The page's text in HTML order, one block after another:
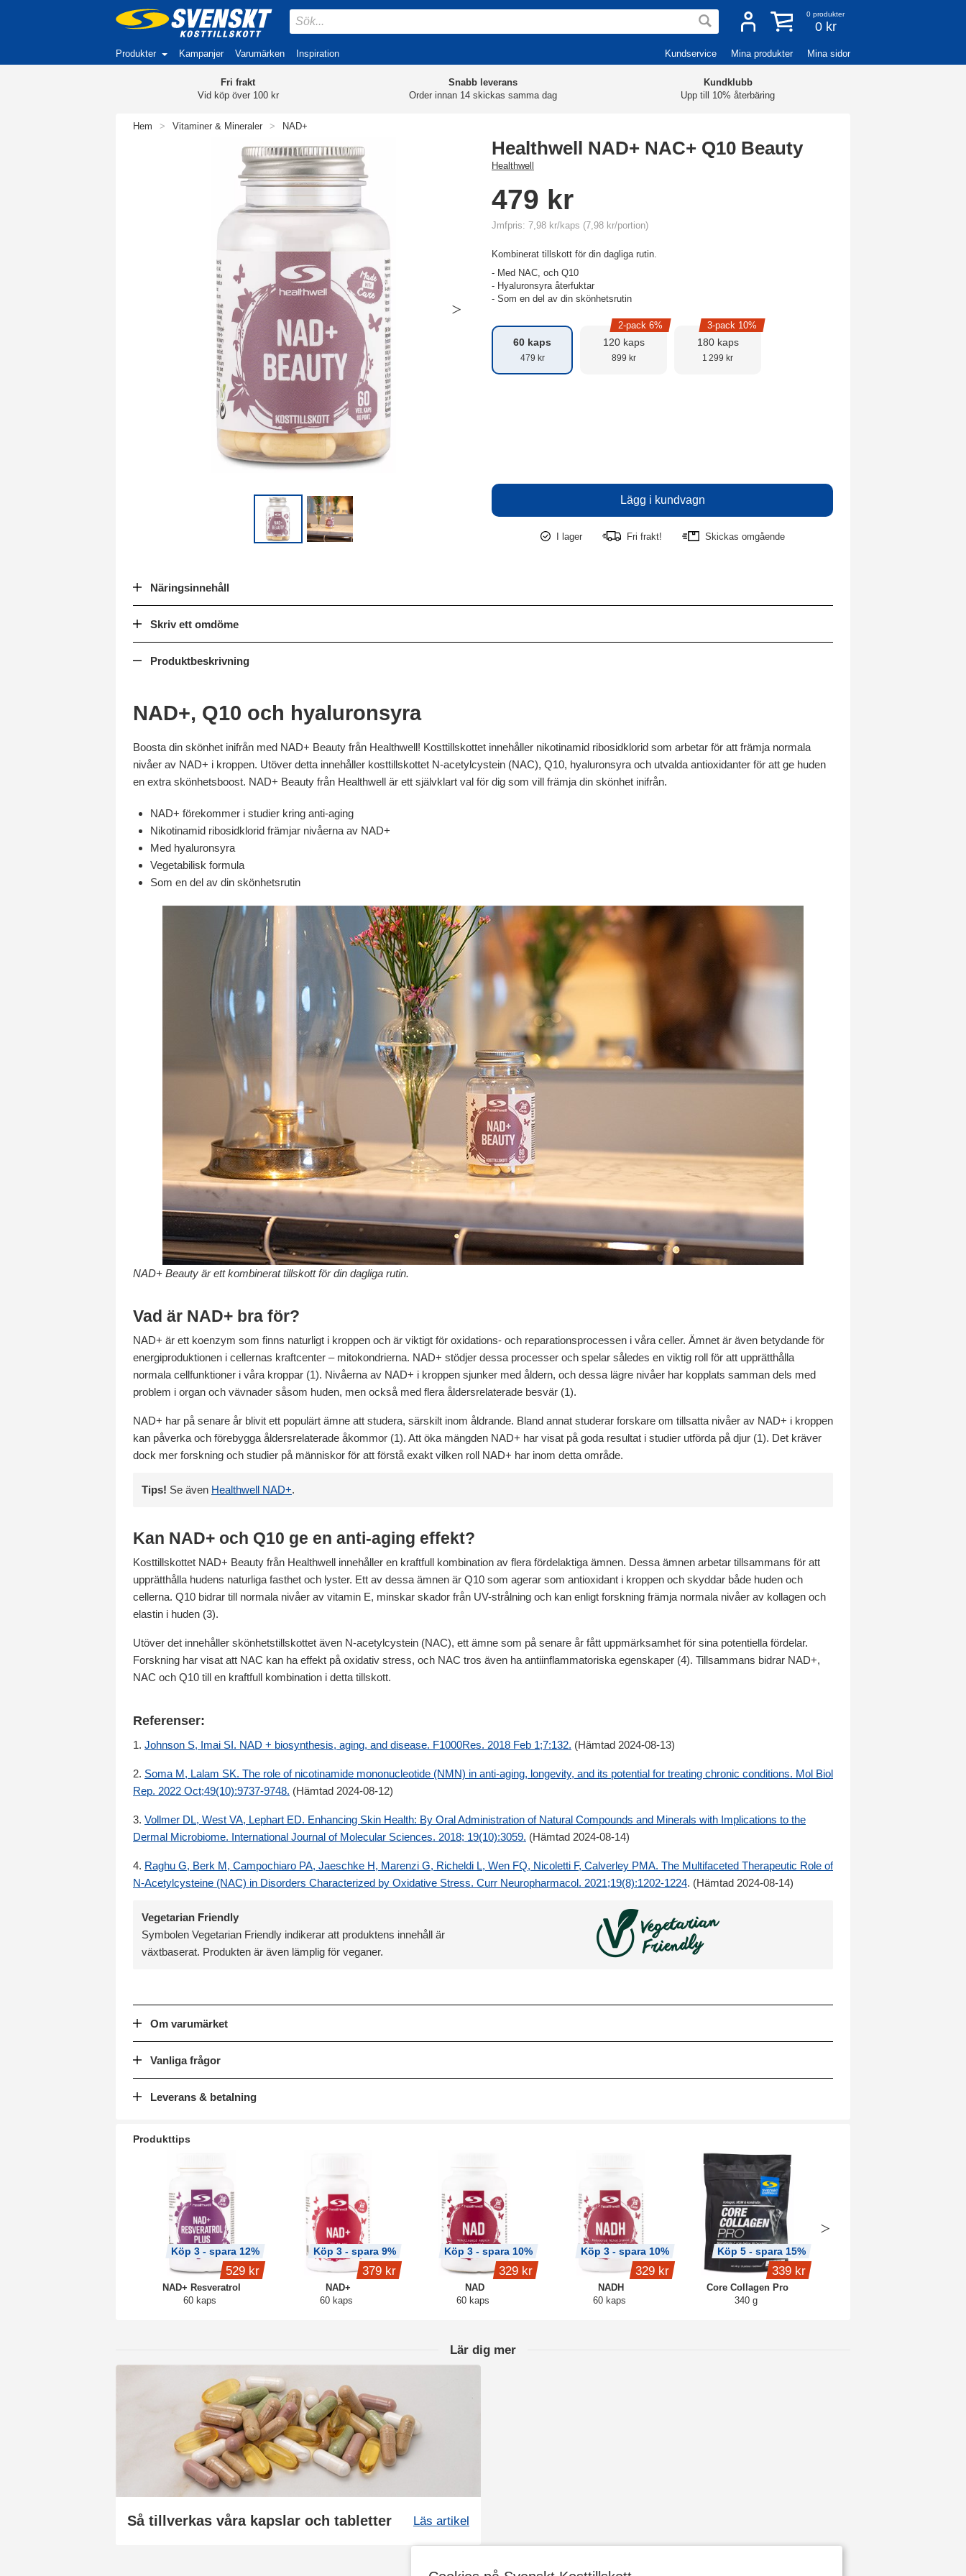
0 produkter
0 kr
Produkter Kampanjer Varumärken Inspiration Kundservice Mina produkter Mina sidor
Fri frakt
Vid köp över 100 kr
Snabb leverans
Order innan 14 skickas samma dag
Kundklubb
Upp till 10% återbäring
Hem > Vitaminer & Mineraler > NAD+
Healthwell NAD+ NAC+ Q10 Beauty
Healthwell
479 kr
Jmfpris: 7,98 kr/kaps (7,98 kr/portion)
Kombinerat tillskott för din dagliga rutin.
- Med NAC, och Q10
- Hyaluronsyra återfuktar
- Som en del av din skönhetsrutin
60 kaps
479 kr
120 kaps
899 kr
2-pack 6%
180 kaps
1 299 kr
3-pack 10%
I lager Fri frakt! Skickas omgående
Näringsinnehåll
Skriv ett omdöme
Produktbeskrivning
NAD+, Q10 och hyaluronsyra
Boosta din skönhet inifrån med NAD+ Beauty från Healthwell! Kosttillskottet innehåller nikotinamid ribosidklorid som arbetar för att främja normala
nivåer av NAD+ i kroppen. Utöver detta innehåller kosttillskottet N-acetylcystein (NAC), Q10, hyaluronsyra och utvalda antioxidanter för att ge huden
en extra skönhetsboost. NAD+ Beauty från Healthwell är ett självklart val för dig som vill främja din skönhet inifrån.
NAD+ förekommer i studier kring anti-aging
Nikotinamid ribosidklorid främjar nivåerna av NAD+
Med hyaluronsyra
Vegetabilisk formula
Som en del av din skönhetsrutin
NAD+ Beauty är ett kombinerat tillskott för din dagliga rutin.
Vad är NAD+ bra för?
NAD+ är ett koenzym som finns naturligt i kroppen och är viktigt för oxidations- och reparationsprocessen i våra celler. Ämnet är även betydande för
energiproduktionen i cellernas kraftcenter – mitokondrierna. NAD+ stödjer dessa processer och spelar således en viktig roll för att upprätthålla
normala cellfunktioner i våra kroppar (1). Nivåerna av NAD+ i kroppen sjunker med åldern, och dessa lägre nivåer har kopplats samman dels med
problem i organ och vävnader såsom huden, men också med flera åldersrelaterade besvär (1).
NAD+ har på senare år blivit ett populärt ämne att studera, särskilt inom åldrande. Bland annat studerar forskare om tillsatta nivåer av NAD+ i kroppen
kan påverka och förebygga åldersrelaterade åkommor (1). Att öka mängden NAD+ har visat på goda resultat i studier utförda på djur (1). Det kräver
dock mer forskning och studier på människor för att förstå exakt vilken roll NAD+ har inom detta område.
Tips! Se även Healthwell NAD+.
Kan NAD+ och Q10 ge en anti-aging effekt?
Kosttillskottet NAD+ Beauty från Healthwell innehåller en kraftfull kombination av flera fördelaktiga ämnen. Dessa ämnen arbetar tillsammans för att
upprätthålla hudens naturliga fasthet och lyster. Ett av dessa ämnen är Q10 som agerar som antioxidant i kroppen och skyddar både huden och
cellerna. Q10 bidrar till normala nivåer av vitamin E, minskar skador från UV-strålning och kan enligt forskning främja normala nivåer av kollagen och
elastin i huden (3).
Utöver det innehåller skönhetstillskottet även N-acetylcystein (NAC), ett ämne som på senare år fått uppmärksamhet för sina potentiella fördelar.
Forskning har visat att NAC kan ha effekt på oxidativ stress, och NAC tros även ha antiinflammatoriska egenskaper (4). Tillsammans bidrar NAD+,
NAC och Q10 till en kraftfull kombination i detta tillskott.
Referenser:
1. Johnson S, Imai SI. NAD + biosynthesis, aging, and disease. F1000Res. 2018 Feb 1;7:132. (Hämtad 2024-08-13)
2. Soma M, Lalam SK. The role of nicotinamide mononucleotide (NMN) in anti-aging, longevity, and its potential for treating chronic conditions. Mol Biol
Rep. 2022 Oct;49(10):9737-9748. (Hämtad 2024-08-12)
3. Vollmer DL, West VA, Lephart ED. Enhancing Skin Health: By Oral Administration of Natural Compounds and Minerals with Implications to the
Dermal Microbiome. International Journal of Molecular Sciences. 2018; 19(10):3059. (Hämtad 2024-08-14)
4. Raghu G, Berk M, Campochiaro PA, Jaeschke H, Marenzi G, Richeldi L, Wen FQ, Nicoletti F, Calverley PMA. The Multifaceted Therapeutic Role of
N-Acetylcysteine (NAC) in Disorders Characterized by Oxidative Stress. Curr Neuropharmacol. 2021;19(8):1202-1224. (Hämtad 2024-08-14)
Vegetarian Friendly
Symbolen Vegetarian Friendly indikerar att produktens innehåll är
växtbaserat. Produkten är även lämplig för veganer.
Om varumärket
Vanliga frågor
Leverans & betalning
Produkttips
NAD+ Resveratrol
60 kaps
Köp 3 - spara 12%
529 kr
NAD+
60 kaps
Köp 3 - spara 9%
379 kr
NAD
60 kaps
Köp 3 - spara 10%
329 kr
NADH
60 kaps
Köp 3 - spara 10%
329 kr
Core Collagen Pro
340 g
Köp 5 - spara 15%
339 kr
Lär dig mer
Så tillverkas våra kapslar och tabletter Läs artikel